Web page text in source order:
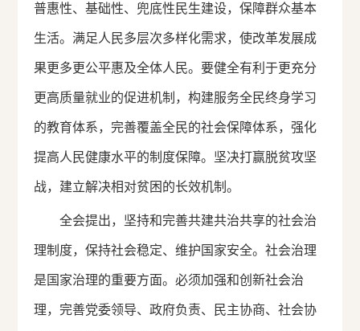
普惠性、基础性、兜底性民生建设，保障群众基本
生活。满足人民多层次多样化需求，使改革发展成
果更多更公平惠及全体人民。要健全有利于更充分
更高质量就业的促进机制，构建服务全民终身学习
的教育体系，完善覆盖全民的社会保障体系，强化
提高人民健康水平的制度保障。坚决打赢脱贫攻坚
战，建立解决相对贫困的长效机制。
全会提出，坚持和完善共建共治共享的社会治
理制度，保持社会稳定、维护国家安全。社会治理
是国家治理的重要方面。必须加强和创新社会治
理，完善党委领导、政府负责、民主协商、社会协